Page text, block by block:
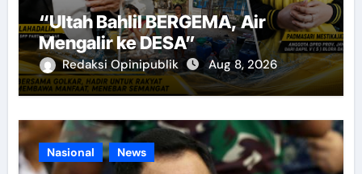
“Ultah Bahlil BERGEMA, Air
Mengalir ke DESA”
Redaksi Opinipublik Aug 8, 2026
Nasional News